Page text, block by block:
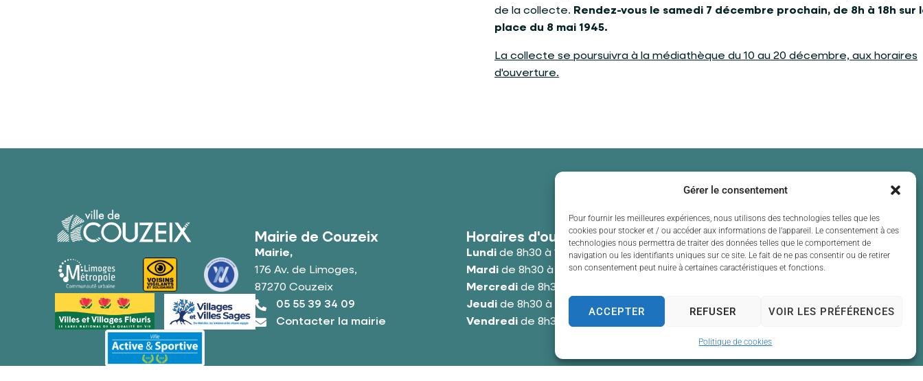
Gérer le consentement
Pour fournir les meilleures expériences, nous utilisons des technologies telles que les
cookies pour stocker et / ou accéder aux informations de l’appareil. Le consentement à ces
technologies nous permettra de traiter des données telles que le comportement de
navigation ou les identifiants uniques sur ce site. Le fait de ne pas consentir ou de retirer
son consentement peut nuire à certaines caractéristiques et fonctions.
ACCEPTER REFUSER VOIR LES PRÉFÉRENCES
Politique de cookies
de la collecte. Rendez-vous le samedi 7 décembre prochain, de 8h à 18h sur
place du 8 mai 1945.
La collecte se poursuivra à la médiathèque du 10 au 20 décembre, aux horaires
d'ouverture.
Mairie de Couzeix
Mairie,
176 Av. de Limoges,
87270 Couzeix
05 55 39 34 09
Contacter la mairie
Horaires d'ouverture
Lundide 8h30 à 12h00 et de 13h30 à 17h30
Mardide 8h30 à 12h00 et de 13h30 à 17h30
Mercredide 8h30 à 12h00 et de 13h30 à 17h30
Jeudide 8h30 à 12h00 et de 13h30 à 17h30
Vendredide 8h30 à 12h00 et de 13h30 à 17h30